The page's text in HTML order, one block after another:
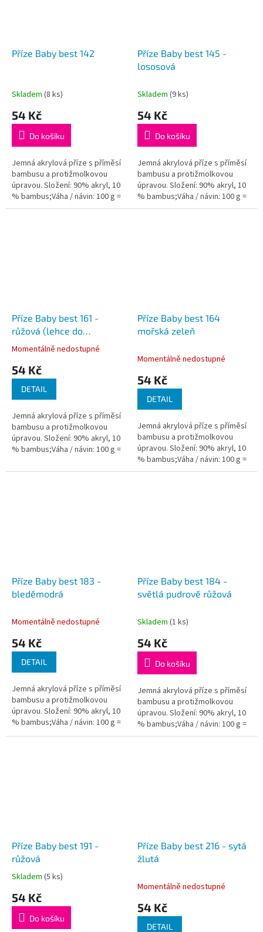
Příze Baby best 142
Skladem (8 ks)
54 Kč
Do košíku
Jemná akrylová příze s příměsí
bambusu a protižmolkovou
úpravou. Složení: 90% akryl, 10
% bambus;Váha / návin: 100 g =
240 m;Doporučená velikost
Příze Baby best 145 -
lososová
Skladem (9 ks)
54 Kč
Do košíku
Jemná akrylová příze s příměsí
bambusu a protižmolkovou
úpravou. Složení: 90% akryl, 10
% bambus;Váha / návin: 100 g =
240 m;Doporučená velikost
Příze Baby best 161 -
růžová (lehce do
starorůžova)
Průměrné
produktu
5
hvězdiček.
Momentálně nedostupné
54 Kč
DETAIL
Jemná akrylová příze s příměsí
bambusu a protižmolkovou
úpravou. Složení: 90% akryl, 10
% bambus;Váha / návin: 100 g =
jehlic / háčku: 4 - 5...
Příze Baby best 164
mořská zeleň
Momentálně nedostupné
54 Kč
DETAIL
Jemná akrylová příze s příměsí
bambusu a protižmolkovou
úpravou. Složení: 90% akryl, 10
% bambus;Váha / návin: 100 g =
240 m;Doporučená velikost
Příze Baby best 183 -
bleděmodrá
Momentálně nedostupné
54 Kč
DETAIL
Jemná akrylová příze s příměsí
bambusu a protižmolkovou
úpravou. Složení: 90% akryl, 10
% bambus;Váha / návin: 100 g =
240 m;Doporučená velikost
Příze Baby best 184 -
světlá pudrově růžová
Skladem (1 ks)
54 Kč
Do košíku
Jemná akrylová příze s příměsí
bambusu a protižmolkovou
úpravou. Složení: 90% akryl, 10
% bambus;Váha / návin: 100 g =
240 m;Doporučená velikost
Příze Baby best 191 -
růžová
Průměrné
produktu
5,0
Skladem (5 ks)
54 Kč
Do košíku
Příze Baby best 216 - sytá
žlutá
Momentálně nedostupné
54 Kč
DETAIL